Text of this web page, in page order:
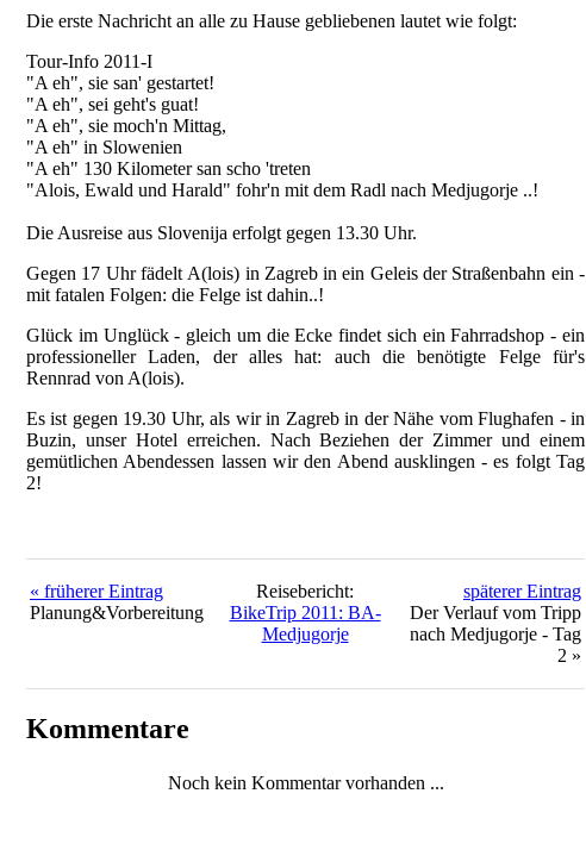
Die erste Nachricht an alle zu Hause gebliebenen lautet wie folgt:
Tour-Info 2011-I
"A eh", sie san' gestartet!
"A eh", sei geht's guat!
"A eh", sie moch'n Mittag,
"A eh" in Slowenien
"A eh" 130 Kilometer san scho 'treten
"Alois, Ewald und Harald" fohr'n mit dem Radl nach Medjugorje ..!
Die Ausreise aus Slovenija erfolgt gegen 13.30 Uhr.
Gegen 17 Uhr fädelt A(lois) in Zagreb in ein Geleis der Straßenbahn ein -
mit fatalen Folgen: die Felge ist dahin..!
Glück im Unglück - gleich um die Ecke findet sich ein Fahrradshop - ein
professioneller Laden, der alles hat: auch die benötigte Felge für's
Rennrad von A(lois).
Es ist gegen 19.30 Uhr, als wir in Zagreb in der Nähe vom Flughafen - in
Buzin, unser Hotel erreichen. Nach Beziehen der Zimmer und einem
gemütlichen Abendessen lassen wir den Abend ausklingen - es folgt Tag
2!
« früherer Eintrag
Planung&Vorbereitung
Reisebericht:
BikeTrip 2011: BA-
Medjugorje
späterer Eintrag
Der Verlauf vom Tripp
nach Medjugorje - Tag
2 »
Kommentare
Noch kein Kommentar vorhanden ...